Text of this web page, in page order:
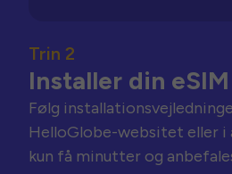
Trin 2
Installer din eSIM
Følg
HelloGlobe-websitet eller i
kun få minutter og